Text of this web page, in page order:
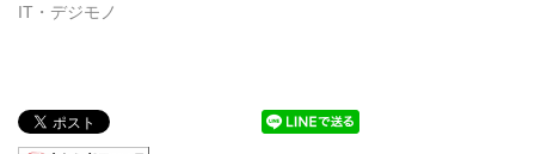
IT・デジモノ